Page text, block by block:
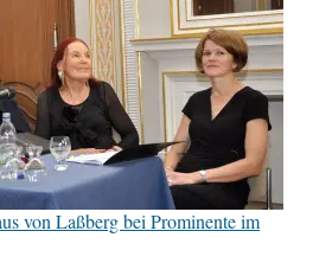
von Laßberg bei Prominente im